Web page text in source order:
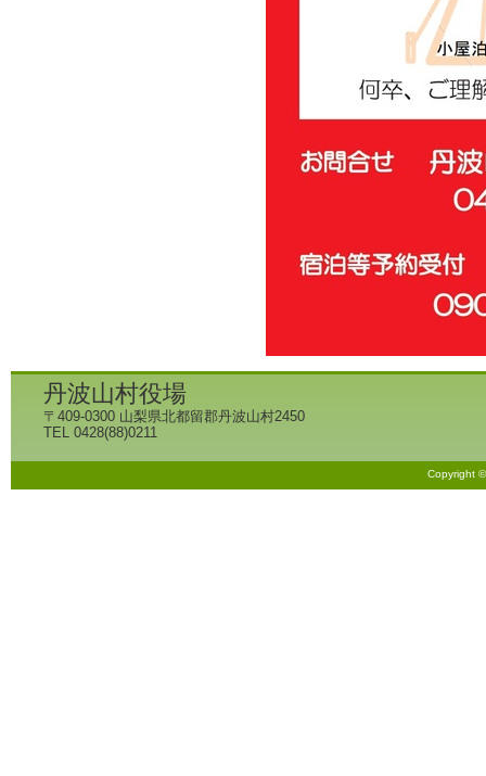
丹波山村役場
〒409-0300 山梨県北都留郡丹波山村2450
TEL 0428(88)0211
Copyright